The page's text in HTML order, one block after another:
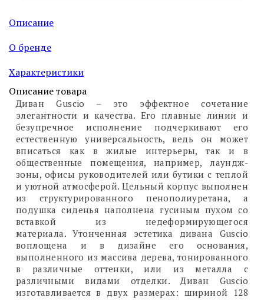
Описание
О бренде
Характеристики
Описание товара
Диван Guscio – это эффектное сочетание
элегантности и качества. Его плавные линии и
безупречное исполнение подчеркивают его
естественную универсальность, ведь он может
вписаться как в жилые интерьеры, так и в
общественные помещения, например, лаундж-
зоны, офисы руководителей или бутики с теплой
и уютной атмосферой. Цельный корпус выполнен
из структурированного пенополиуретана, а
подушка сиденья наполнена гусиным пухом со
вставкой из недеформирующегося
материала. Утонченная эстетика дивана Guscio
воплощена и в дизайне его основания,
выполненного из массива дерева, тонированного
в различные оттенки, или из металла с
различными видами отделки. Диван Guscio
изготавливается в двух размерах: шириной 128